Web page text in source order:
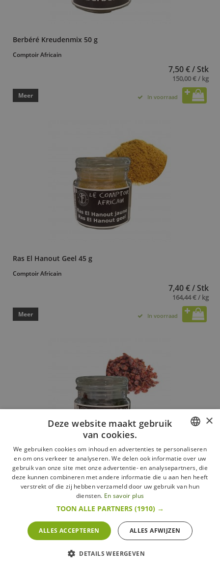
Berbéré Kreudenmix 50 g
Comptoir Africain
7,50 € / Stk
150,00 € / kg
Meer In voorraad
Ras El Hanout Geel 45 g
Comptoir Africain
7,40 € / Stk
164,44 € / kg
Meer In voorraad
Berberis 30 g
Meer In voorraad
FRENCH
ENGLISH
×
Deze website maakt gebruik
van cookies.
We gebruiken cookies om inhoud en advertenties te personaliseren
en om ons verkeer te analyseren. We delen ook informatie over uw
gebruik van onze site met onze advertentie- en analysepartners, die
deze kunnen combineren met andere informatie die u aan hen heeft
verstrekt of die zij hebben verzameld door uw gebruik van hun
diensten. En savoir plus
TOON ALLE PARTNERS (1910) →
ALLES ACCEPTEREN ALLES AFWIJZEN
DETAILS WEERGEVEN